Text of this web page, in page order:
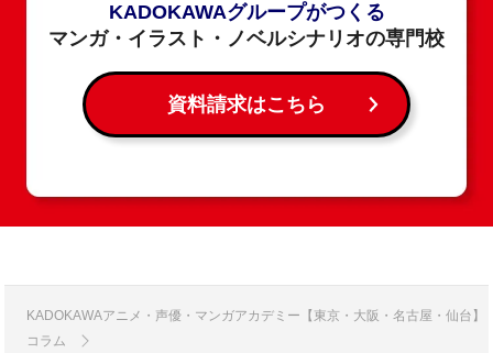
KADOKAWAグループがつくる
マンガ・イラスト・ノベルシナリオの専門校
資料請求はこちら
KADOKAWAアニメ・声優・マンガアカデミー【東京・大阪・名古屋・仙台】
コラム